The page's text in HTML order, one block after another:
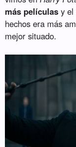
más películas y el
hechos era más
mejor situado.